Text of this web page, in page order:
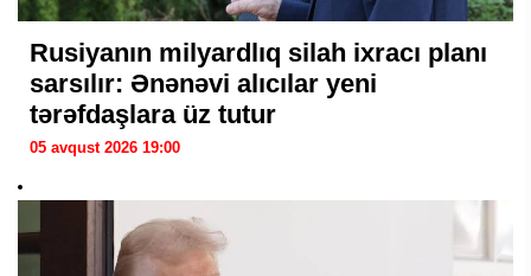
Rusiyanın milyardlıq silah ixracı planı
sarsılır: Ənənəvi alıcılar yeni
tərəfdaşlara üz tutur
05 avqust 2026 19:00